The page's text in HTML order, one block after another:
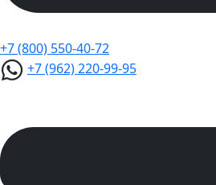
+7 (800) 550-40-72
+7 (962) 220-99-95